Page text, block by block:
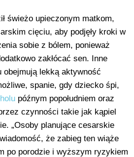
świeżo upieczonym matkom,
cięciu, aby podjęły kroki w
sobie z bólem, ponieważ
zakłócać sen. Inne
obejmują lekką aktywność
spanie, gdy dziecko śpi,
późnym popołudniem oraz
czynności takie jak kąpiel
„Osoby planujące cesarskie
że zabieg ten wiąże
po porodzie i wyższym ryzykiem